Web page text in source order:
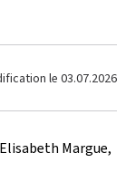
le 03.07.2026
Margue,